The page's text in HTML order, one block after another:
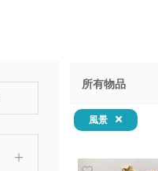
所有物品
風景